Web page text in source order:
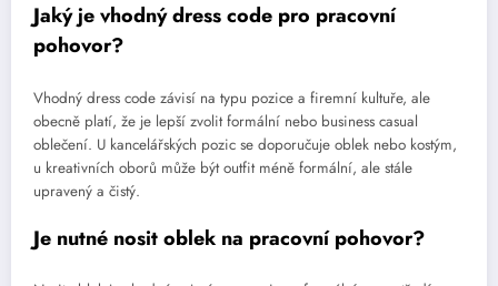
Jaký je vhodný dress code pro pracovní
pohovor?
Vhodný dress code závisí na typu pozice a firemní kultuře, ale
obecně platí, že je lepší zvolit formální nebo business casual
oblečení. U kancelářských pozic se doporučuje oblek nebo kostým,
u kreativních oborů může být outfit méně formální, ale stále
upravený a čistý.
Je nutné nosit oblek na pracovní pohovor?